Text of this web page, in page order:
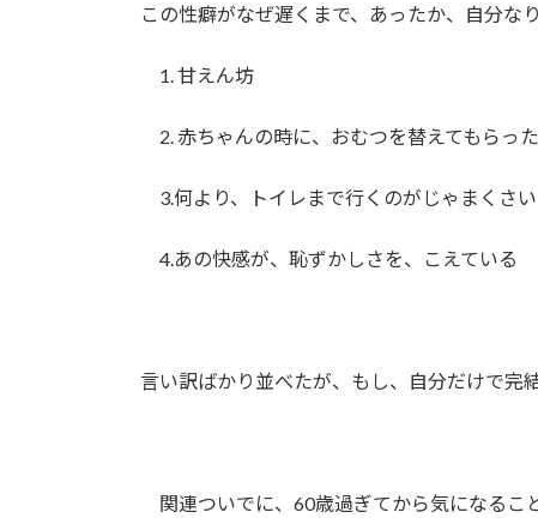
この性癖がなぜ遅くまで、あったか、自分な
1. 甘えん坊
2. 赤ちゃんの時に、おむつを替えてもらっ
3.何より、トイレまで行くのがじゃまくさい
4.あの快感が、恥ずかしさを、こえている
言い訳ばかり並べたが、もし、自分だけで完
関連ついでに、60歳過ぎてから気になるこ